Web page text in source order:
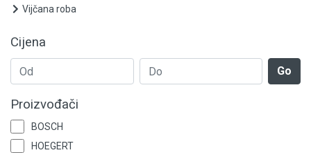
Mjerni uređaji
Ležajevi i semerinzi
Zaštitna oprema
Elektrooprema
Grijanje i klimatizacija
Vijčana roba
Cijena
Go
Proizvođači
BOSCH
HOEGERT